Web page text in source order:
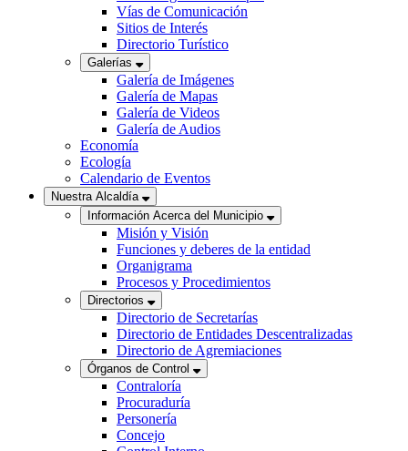
Vías de Comunicación
Sitios de Interés
Directorio Turístico
Galerías
Galería de Imágenes
Galería de Mapas
Galería de Videos
Galería de Audios
Economía
Ecología
Calendario de Eventos
Nuestra Alcaldía
Información Acerca del Municipio
Misión y Visión
Funciones y deberes de la entidad
Organigrama
Procesos y Procedimientos
Directorios
Directorio de Secretarías
Directorio de Entidades Descentralizadas
Directorio de Agremiaciones
Órganos de Control
Contraloría
Procuraduría
Personería
Concejo